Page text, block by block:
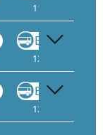
11:46
Buss
12:39
Buss
12:58